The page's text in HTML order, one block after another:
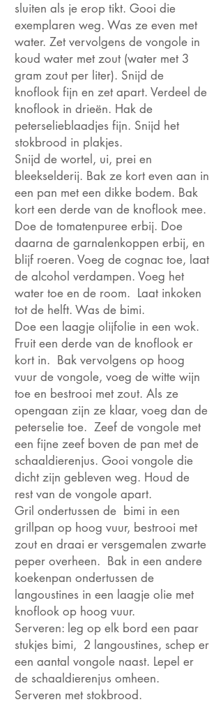
sluiten als je erop tikt. Gooi die
exemplaren weg. Was ze even met
water. Zet vervolgens de vongole in
koud water met zout (water met 3
gram zout per liter). Snijd de
knoflook fijn en zet apart. Verdeel de
knoflook in drieën. Hak de
peterselieblaadjes fijn. Snijd het
stokbrood in plakjes.
Snijd de wortel, ui, prei en
bleekselderij. Bak ze kort even aan in
een pan met een dikke bodem. Bak
kort een derde van de knoflook mee.
Doe de tomatenpuree erbij. Doe
daarna de garnalenkoppen erbij, en
blijf roeren. Voeg de cognac toe, laat
de alcohol verdampen. Voeg het
water toe en de room. Laat inkoken
tot de helft. Was de bimi.
Doe een laagje olijfolie in een wok.
Fruit een derde van de knoflook er
kort in. Bak vervolgens op hoog
vuur de vongole, voeg de witte wijn
toe en bestrooi met zout. Als ze
opengaan zijn ze klaar, voeg dan de
peterselie toe. Zeef de vongole met
een fijne zeef boven de pan met de
schaaldierenjus. Gooi vongole die
dicht zijn gebleven weg. Houd de
rest van de vongole apart.
Gril ondertussen de bimi in een
grillpan op hoog vuur, bestrooi met
zout en draai er versgemalen zwarte
peper overheen. Bak in een andere
koekenpan ondertussen de
langoustines in een laagje olie met
knoflook op hoog vuur.
Serveren: leg op elk bord een paar
stukjes bimi, 2 langoustines, schep er
een aantal vongole naast. Lepel er
de schaaldierenjus omheen.
Serveren met stokbrood.